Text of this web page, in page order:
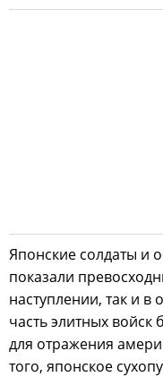
Японские солдаты и
показали
наступлении, так и в
часть элитных
для отражения
того, японское